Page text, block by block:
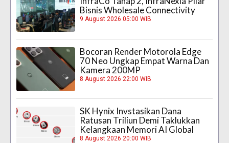
Bisnis Wholesale Connectivity
9 August 2026 05:00 WIB
Bocoran Render Motorola Edge
70 Neo Ungkap Empat Warna Dan
Kamera 200MP
8 August 2026 22:00 WIB
SK Hynix Invstasikan Dana
Ratusan Triliun Demi Taklukkan
Kelangkaan Memori AI Global
8 August 2026 20:00 WIB